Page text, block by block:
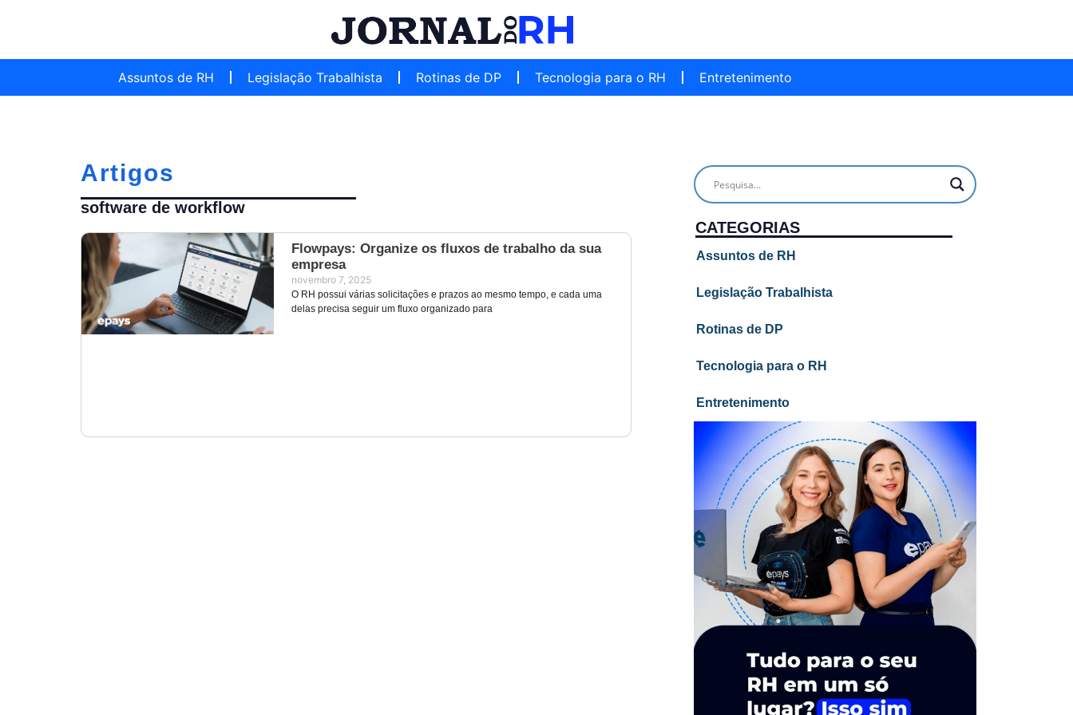
Assuntos de RH Legislação Trabalhista Rotinas de DP Tecnologia para o RH Entretenimento
Artigos
software de workflow
Flowpays: Organize os fluxos de trabalho da sua
empresa
novembro 7, 2025
O RH possui várias solicitações e prazos ao mesmo tempo, e cada uma
delas precisa seguir um fluxo organizado para
CATEGORIAS
Assuntos de RH
Legislação Trabalhista
Rotinas de DP
Tecnologia para o RH
Entretenimento